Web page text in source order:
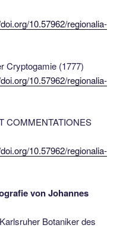
10.57962/regionalia-
Cryptogamie (1777)
10.57962/regionalia-
COMMENTATIONES
10.57962/regionalia-
von Johannes
Botaniker des